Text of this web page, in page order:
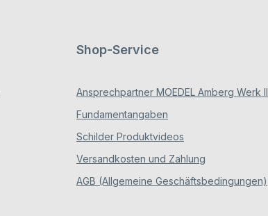
Shop-Service
Ansprechpartner MOEDEL Amberg Werk II
Fundamentangaben
Schilder Produktvideos
Versandkosten und Zahlung
AGB (Allgemeine Geschäftsbedingungen)